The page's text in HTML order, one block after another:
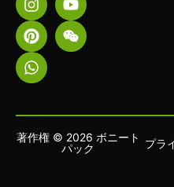
著作権 © 2026 ボニート
パック
プラ